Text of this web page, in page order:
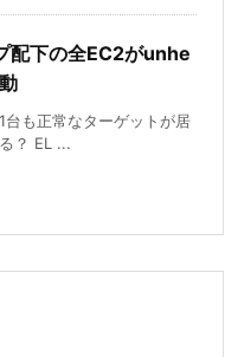
配下の全EC2がunhe
台も正常なターゲットが居
？ EL ...